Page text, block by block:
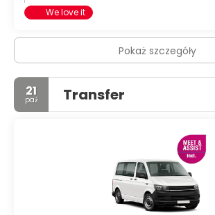
We love it
Pokaż szczegóły
21
paź Transfer